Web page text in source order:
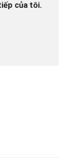
của tôi.